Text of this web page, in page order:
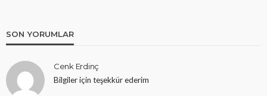
SON YORUMLAR
Cenk Erdinç
Bilgiler için teşekkür ederim